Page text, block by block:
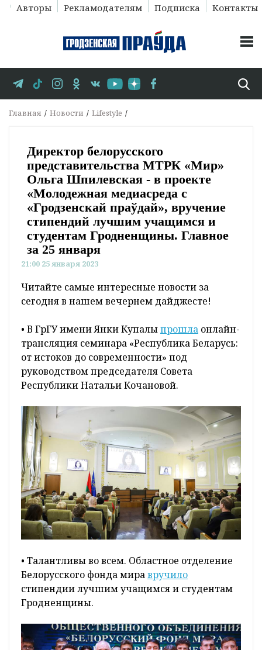
Авторы Рекламодателям Подписка Контакты
Главная Новости Lifestyle
Директор белорусского
представительства МТРК «Мир»
Ольга Шпилевская - в проекте
«Молодежная медиасреда с
«Гродзенскай праўдай», вручение
стипендий лучшим учащимся и
студентам Гродненщины. Главное
за 25 января
21:00 25 января 2023
Читайте самые интересные новости за
сегодня в нашем вечернем дайджесте!
• В ГрГУ имени Янки Купалыпрошла онлайн-
трансляция семинара «Республика Беларусь:
от истоков до современности» под
руководством председателя Совета
Республики Натальи Кочановой.
• Талантливы во всем. Областное отделение
Белорусского фонда миравручило
стипендии лучшим учащимся и студентам
Гродненщины.